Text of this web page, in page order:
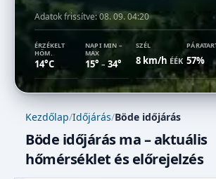
Adatok frissítve:08. 09. 04:20
ÉRZÉKELT
HŐM.
14°C
NAPI MIN –
MAX
15° –34°
SZÉL
8 km/h ÉÉK 57%
Kezdőlap/Időjárás/Böde időjárás
Böde időjárás ma – aktuális
hőmérséklet és előrejelzés